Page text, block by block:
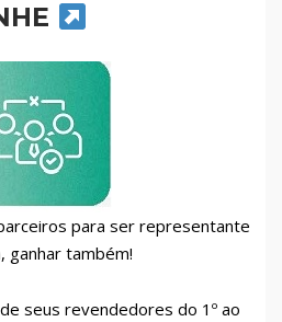
para ser representante
também!
seus revendedores do 1º ao